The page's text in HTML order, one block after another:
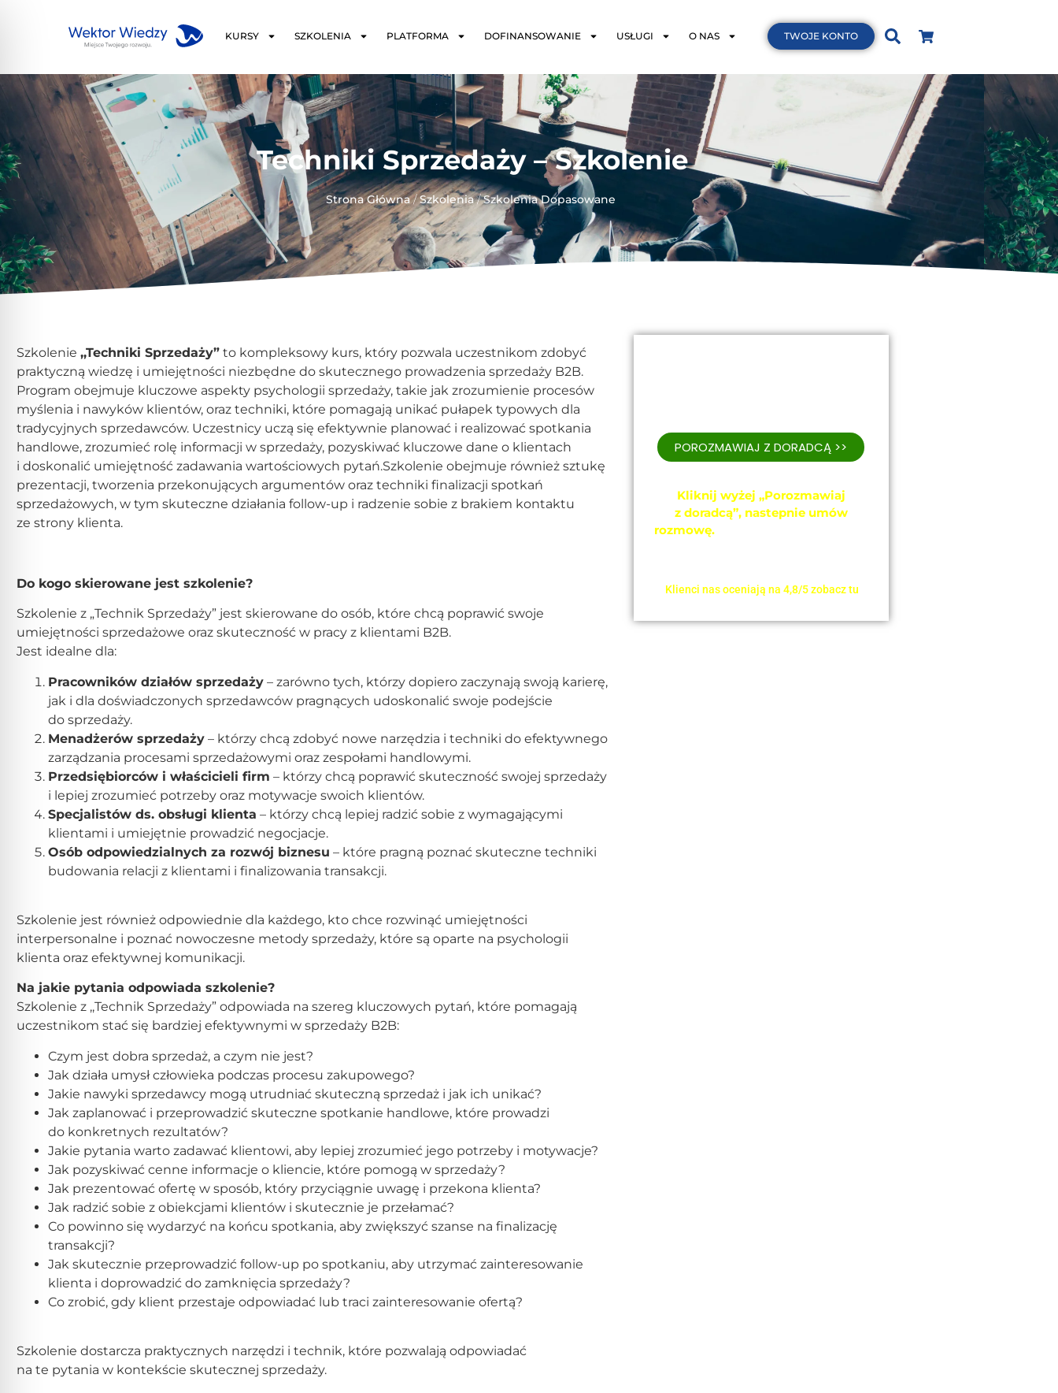
KURSY SZKOLENIA PLATFORMA DOFINANSOWANIE USŁUGI O NAS TWOJE KONTO
Techniki Sprzedaży – Szkolenie
Strona Główna/Szkolenia/Szkolenia Dopasowane
Szkolenie ,,Techniki Sprzedaży” to kompleksowy kurs, który pozwala uczestnikom zdobyć
praktyczną wiedzę i umiejętności niezbędne do skutecznego prowadzenia sprzedaży B2B.
Program obejmuje kluczowe aspekty psychologii sprzedaży, takie jak zrozumienie procesów
myślenia i nawyków klientów, oraz techniki, które pomagają unikać pułapek typowych dla
tradycyjnych sprzedawców. Uczestnicy uczą się efektywnie planować i realizować spotkania
handlowe, zrozumieć rolę informacji w sprzedaży, pozyskiwać kluczowe dane o klientach
i doskonalić umiejętność zadawania wartościowych pytań.Szkolenie obejmuje również sztukę
prezentacji, tworzenia przekonujących argumentów oraz techniki finalizacji spotkań
sprzedażowych, w tym skuteczne działania follow-up i radzenie sobie z brakiem kontaktu
ze strony klienta.
Do kogo skierowane jest szkolenie?
Szkolenie z „Technik Sprzedaży” jest skierowane do osób, które chcą poprawić swoje
umiejętności sprzedażowe oraz skuteczność w pracy z klientami B2B.
Jest idealne dla:
Pracowników działów sprzedaży – zarówno tych, którzy dopiero zaczynają swoją karierę,
jak i dla doświadczonych sprzedawców pragnących udoskonalić swoje podejście
do sprzedaży.
Menadżerów sprzedaży – którzy chcą zdobyć nowe narzędzia i techniki do efektywnego
zarządzania procesami sprzedażowymi oraz zespołami handlowymi.
Przedsiębiorców i właścicieli firm – którzy chcą poprawić skuteczność swojej sprzedaży
i lepiej zrozumieć potrzeby oraz motywacje swoich klientów.
Specjalistów ds. obsługi klienta – którzy chcą lepiej radzić sobie z wymagającymi
klientami i umiejętnie prowadzić negocjacje.
Osób odpowiedzialnych za rozwój biznesu – które pragną poznać skuteczne techniki
budowania relacji z klientami i finalizowania transakcji.
Szkolenie jest również odpowiednie dla każdego, kto chce rozwinąć umiejętności
interpersonalne i poznać nowoczesne metody sprzedaży, które są oparte na psychologii
klienta oraz efektywnej komunikacji.
Na jakie pytania odpowiada szkolenie?
Szkolenie z ,,Technik Sprzedaży” odpowiada na szereg kluczowych pytań, które pomagają
uczestnikom stać się bardziej efektywnymi w sprzedaży B2B:
Czym jest dobra sprzedaż, a czym nie jest?
Jak działa umysł człowieka podczas procesu zakupowego?
Jakie nawyki sprzedawcy mogą utrudniać skuteczną sprzedaż i jak ich unikać?
Jak zaplanować i przeprowadzić skuteczne spotkanie handlowe, które prowadzi
do konkretnych rezultatów?
Jakie pytania warto zadawać klientowi, aby lepiej zrozumieć jego potrzeby i motywacje?
Jak pozyskiwać cenne informacje o kliencie, które pomogą w sprzedaży?
Jak prezentować ofertę w sposób, który przyciągnie uwagę i przekona klienta?
Jak radzić sobie z obiekcjami klientów i skutecznie je przełamać?
Co powinno się wydarzyć na końcu spotkania, aby zwiększyć szanse na finalizację
transakcji?
Jak skutecznie przeprowadzić follow-up po spotkaniu, aby utrzymać zainteresowanie
klienta i doprowadzić do zamknięcia sprzedaży?
Co zrobić, gdy klient przestaje odpowiadać lub traci zainteresowanie ofertą?
Szkolenie dostarcza praktycznych narzędzi i technik, które pozwalają odpowiadać
na te pytania w kontekście skutecznej sprzedaży.
POROZMAWIAJ Z DORADCĄ >>
Kliknij wyżej „Porozmawiaj
z doradcą”, nastepnie umów
rozmowę.
Klienci nas oceniają na 4,8/5 zobacz tu